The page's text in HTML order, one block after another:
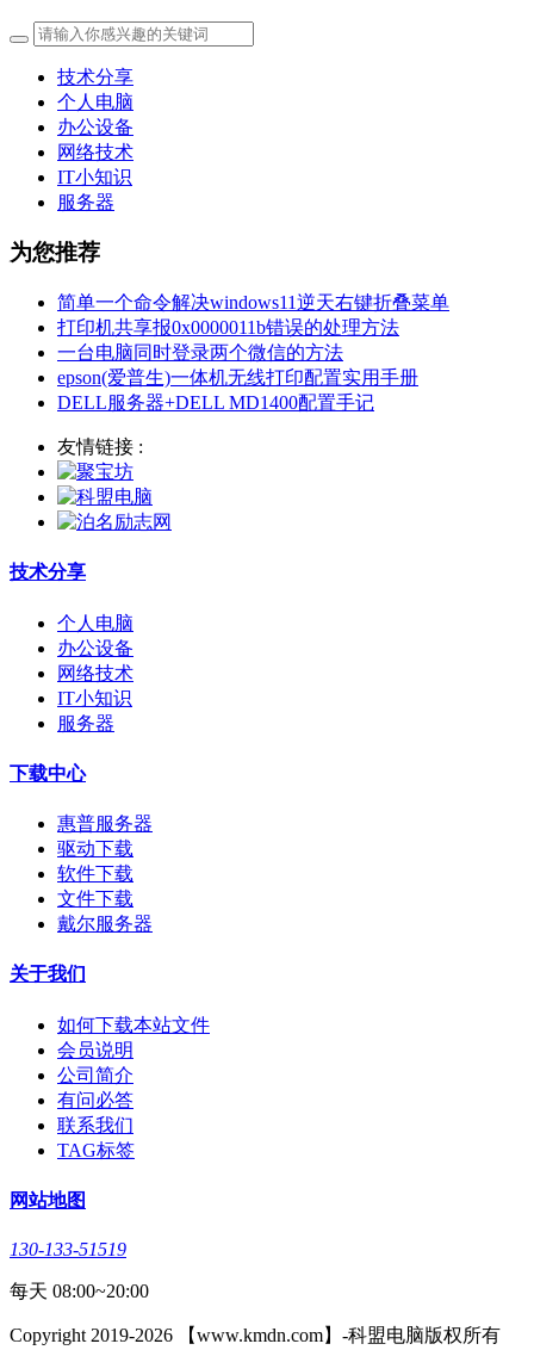
技术分享
个人电脑
办公设备
网络技术
IT小知识
服务器
为您推荐
简单一个命令解决windows11逆天右键折叠菜单
打印机共享报0x0000011b错误的处理方法
一台电脑同时登录两个微信的方法
epson(爱普生)一体机无线打印配置实用手册
DELL服务器+DELL MD1400配置手记
友情链接 :
技术分享
个人电脑
办公设备
网络技术
IT小知识
服务器
下载中心
惠普服务器
驱动下载
软件下载
文件下载
戴尔服务器
关于我们
如何下载本站文件
会员说明
公司简介
有问必答
联系我们
TAG标签
网站地图
130-133-51519
每天 08:00~20:00
Copyright 2019-2026 【www.kmdn.com】-科盟电脑版权所有